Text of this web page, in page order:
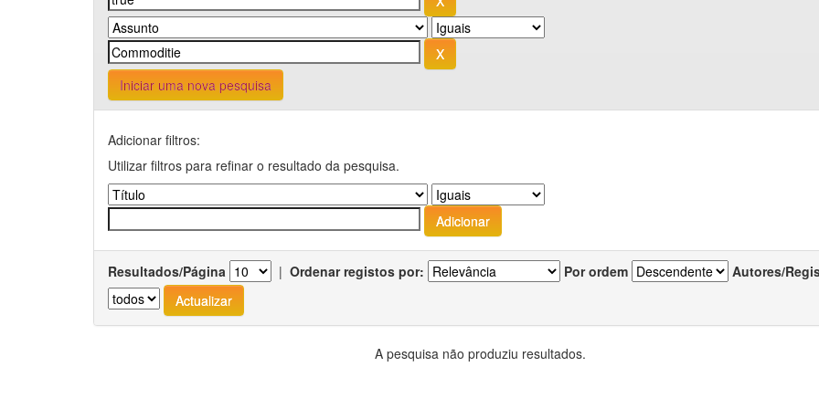
Iniciar uma nova pesquisa
Adicionar filtros:
Utilizar filtros para refinar o resultado da pesquisa.
Resultados/Página | Ordenar registos por: Por ordem Autores/
A pesquisa não produziu resultados.